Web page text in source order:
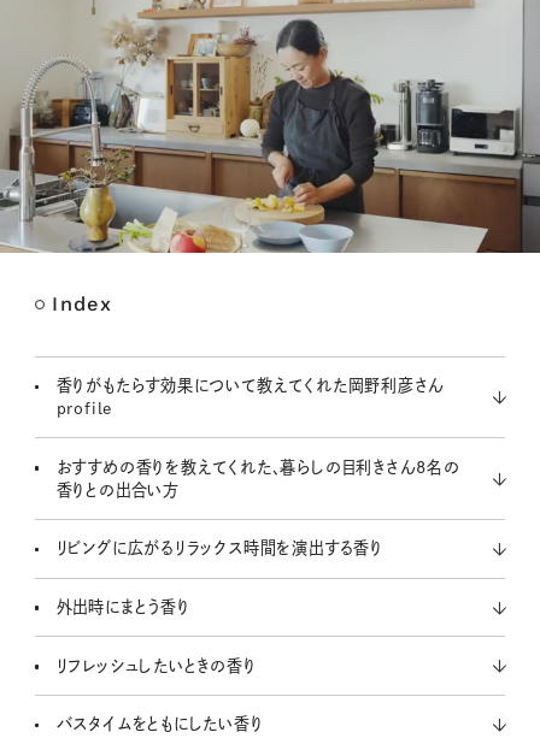
Index
香りがもたらす効果について教えてくれた岡野利彦さん
profile
おすすめの香りを教えてくれた、暮らしの目利きさん8名の
香りとの出合い方
リビングに広がるリラックス時間を演出する香り
外出時にまとう香り
リフレッシュしたいときの香り
バスタイムをともにしたい香り